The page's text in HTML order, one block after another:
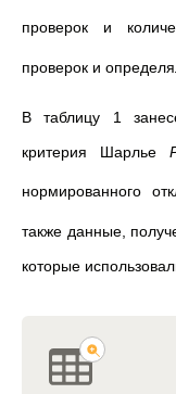
проверок и
проверок и
В таблицу 1
критерия Шарлье
нормированного
также данные,
которые